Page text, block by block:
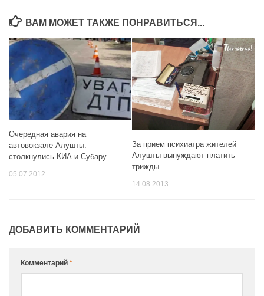
ВАМ МОЖЕТ ТАКЖЕ ПОНРАВИТЬСЯ...
Очередная авария на
автовокзале Алушты:
столкнулись КИА и Субару
05.07.2012
За прием психиатра жителей
Алушты вынуждают платить
трижды
14.08.2013
ДОБАВИТЬ КОММЕНТАРИЙ
Комментарий *